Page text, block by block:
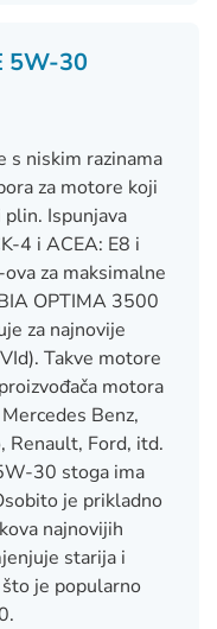
5W-30
s niskim razinama
za motore koji
Ispunjava
4 i ACEA: E8 i
za maksimalne
OPTIMA 3500
za najnovije
Takve motore
motora
Benz,
Renault, Ford, itd.
30 stoga ima
je prikladno
najnovijih
starija i
je popularno